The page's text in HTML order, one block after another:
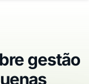
gestão